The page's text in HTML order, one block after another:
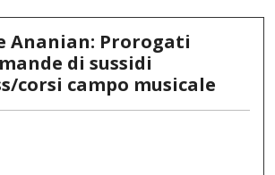
Ananian: Prorogati
di sussidi
corsi campo musicale